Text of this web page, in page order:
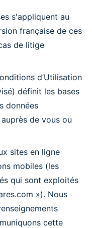
s'appliquent au
française de ces
de litige
d’Utilisation
définit les bases
données
de vous ou
sites en ligne
mobiles (les
qui sont exploités
»). Nous
cette